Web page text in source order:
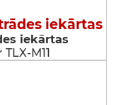
iekārtas
iekārtas
M11